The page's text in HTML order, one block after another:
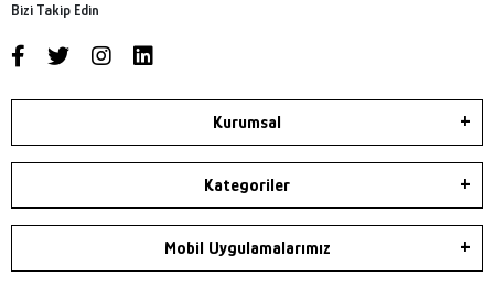
Bizi Takip Edin
Kurumsal
Kategoriler
Mobil Uygulamalarımız